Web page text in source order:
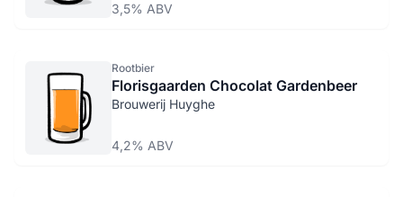
3,5% ABV
Rootbier
Florisgaarden Chocolat Gardenbeer
Brouwerij Huyghe
4,2% ABV